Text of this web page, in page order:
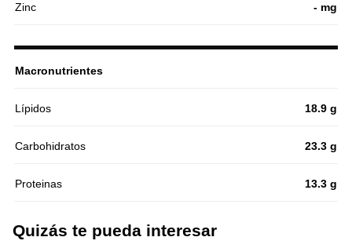
Zinc - mg
Macronutrientes
Lípidos 18.9 g
Carbohidratos 23.3 g
Proteinas 13.3 g
Quizás te pueda interesar